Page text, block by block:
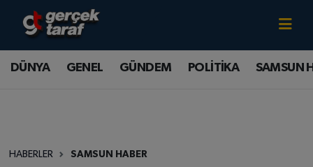
DÜNYA GENEL GÜNDEM POLİTİKA SAMSUN
HABERLER SAMSUN HABER
Canlı TV İzle
DÜNYA
POLİTİKA
Samsun Nöbetçi Eczaneler
Samsun Trafik Yoğunluk Haritası